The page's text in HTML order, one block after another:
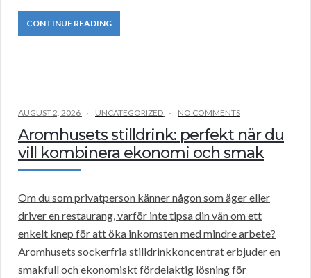
CONTINUE READING
AUGUST 2, 2026 UNCATEGORIZED NO COMMENTS
Aromhusets stilldrink: perfekt när du
vill kombinera ekonomi och smak
Om du som privatperson känner någon som äger eller
driver en restaurang, varför inte tipsa din vän om ett
enkelt knep för att öka inkomsten med mindre arbete?
Aromhusets sockerfria stilldrinkkoncentrat erbjuder en
smakfull och ekonomiskt fördelaktig lösning för